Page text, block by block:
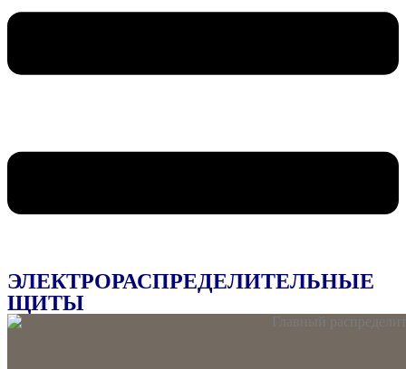
ЭЛЕКТРОРАСПРЕДЕЛИТЕЛЬНЫЕ
ЩИТЫ